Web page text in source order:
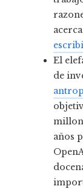
El
de
años